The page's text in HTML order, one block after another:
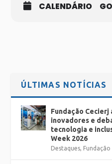
CALENDÁRIO
ÚLTIMAS NOTÍCIAS
Fundação
inovadores e
tecnologia e
Week 2026
Destaques, Fundação